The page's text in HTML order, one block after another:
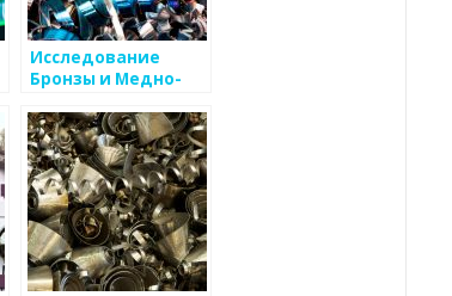
Исследование
Бронзы и Медно-